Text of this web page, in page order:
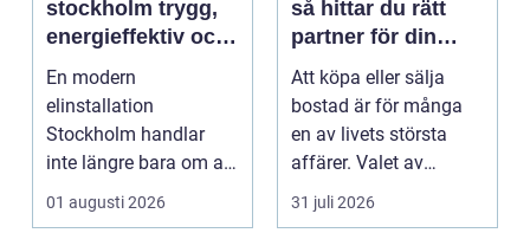
stockholm trygg,
energieffektiv och
framtidssäker el i
företagslokaler
En modern
elinstallation
Stockholm handlar
inte längre bara om att
få belysning och uttag
på rätt pl...
01 augusti 2026
så hittar du rätt
partner för din
bostadsaffär
Att köpa eller sälja
bostad är för många
en av livets största
affärer. Valet av
mäklare Värnamo
påve...
31 juli 2026